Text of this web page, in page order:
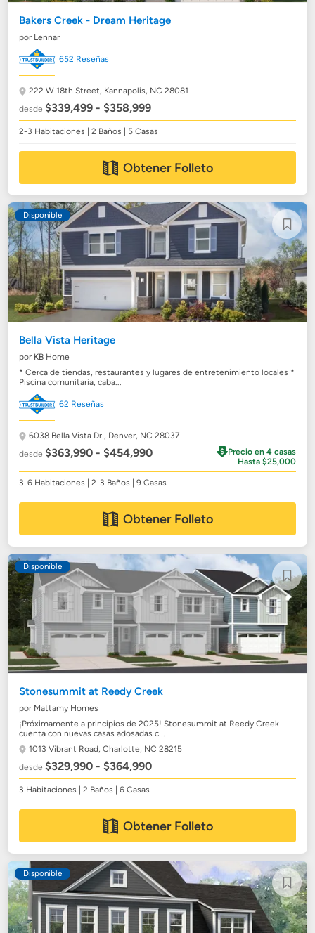
Bakers Creek - Dream Heritage
por Lennar
652 Reseñas
222 W 18th Street, Kannapolis, NC 28081
desde$339,499 - $358,999
2-3 Habitaciones | 2 Baños | 5 Casas
Obtener Folleto
Disponible
Bella Vista Heritage
por KB Home
* Cerca de tiendas, restaurantes y lugares de entretenimiento locales *
Piscina comunitaria, caba...
62 Reseñas
6038 Bella Vista Dr., Denver, NC 28037
desde$363,990 - $454,990
Precio en 4 casas
Hasta $25,000
3-6 Habitaciones | 2-3 Baños | 9 Casas
Obtener Folleto
Disponible
Stonesummit at Reedy Creek
por Mattamy Homes
¡Próximamente a principios de 2025! Stonesummit at Reedy Creek
cuenta con nuevas casas adosadas c...
1013 Vibrant Road,Charlotte, NC 28215
desde$329,990 - $364,990
3 Habitaciones | 2 Baños | 6 Casas
Obtener Folleto
Disponible